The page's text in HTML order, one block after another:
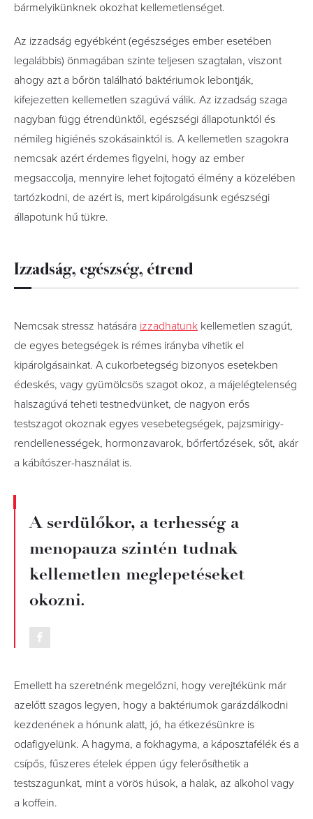
bármelyikünknek okozhat kellemetlenséget.
Az izzadság egyébként (egészséges ember esetében
legalábbis) önmagában szinte teljesen szagtalan, viszont
ahogy azt a bőrön található baktériumok lebontják,
kifejezetten kellemetlen szagúvá válik. Az izzadság szaga
nagyban függ étrendünktől, egészségi állapotunktól és
némileg higiénés szokásainktól is. A kellemetlen szagokra
nemcsak azért érdemes figyelni, hogy az ember
megsaccolja, mennyire lehet fojtogató élmény a közelében
tartózkodni, de azért is, mert kipárolgásunk egészségi
állapotunk hű tükre.
Izzadság, egészség, étrend
Nemcsak stressz hatására izzadhatunk kellemetlen szagút,
de egyes betegségek is rémes irányba vihetik el
kipárolgásainkat. A cukorbetegség bizonyos esetekben
édeskés, vagy gyümölcsös szagot okoz, a májelégtelenség
halszagúvá teheti testnedvünket, de nagyon erős
testszagot okoznak egyes vesebetegségek, pajzsmirigy-
rendellenességek, hormonzavarok, bőrfertőzések, sőt, akár
a kábítószer-használat is.
A serdülőkor, a terhesség a
menopauza szintén tudnak
kellemetlen meglepetéseket
okozni.
Emellett ha szeretnénk megelőzni, hogy verejtékünk már
azelőtt szagos legyen, hogy a baktériumok garázdálkodni
kezdenének a hónunk alatt, jó, ha étkezésünkre is
odafigyelünk. A hagyma, a fokhagyma, a káposztafélék és a
csípős, fűszeres ételek éppen úgy felerősíthetik a
testszagunkat, mint a vörös húsok, a halak, az alkohol vagy
a koffein.